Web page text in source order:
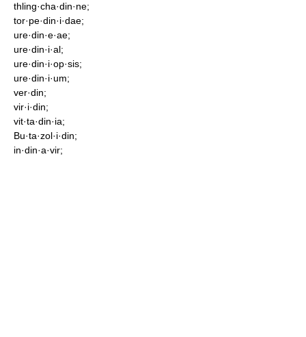
thling·cha·din·ne;
tor·pe·din·i·dae;
ure·din·e·ae;
ure·din·i·al;
ure·din·i·op·sis;
ure·din·i·um;
ver·din;
vir·i·din;
vit·ta·din·ia;
Bu·ta·zol·i·din;
in·din·a·vir;